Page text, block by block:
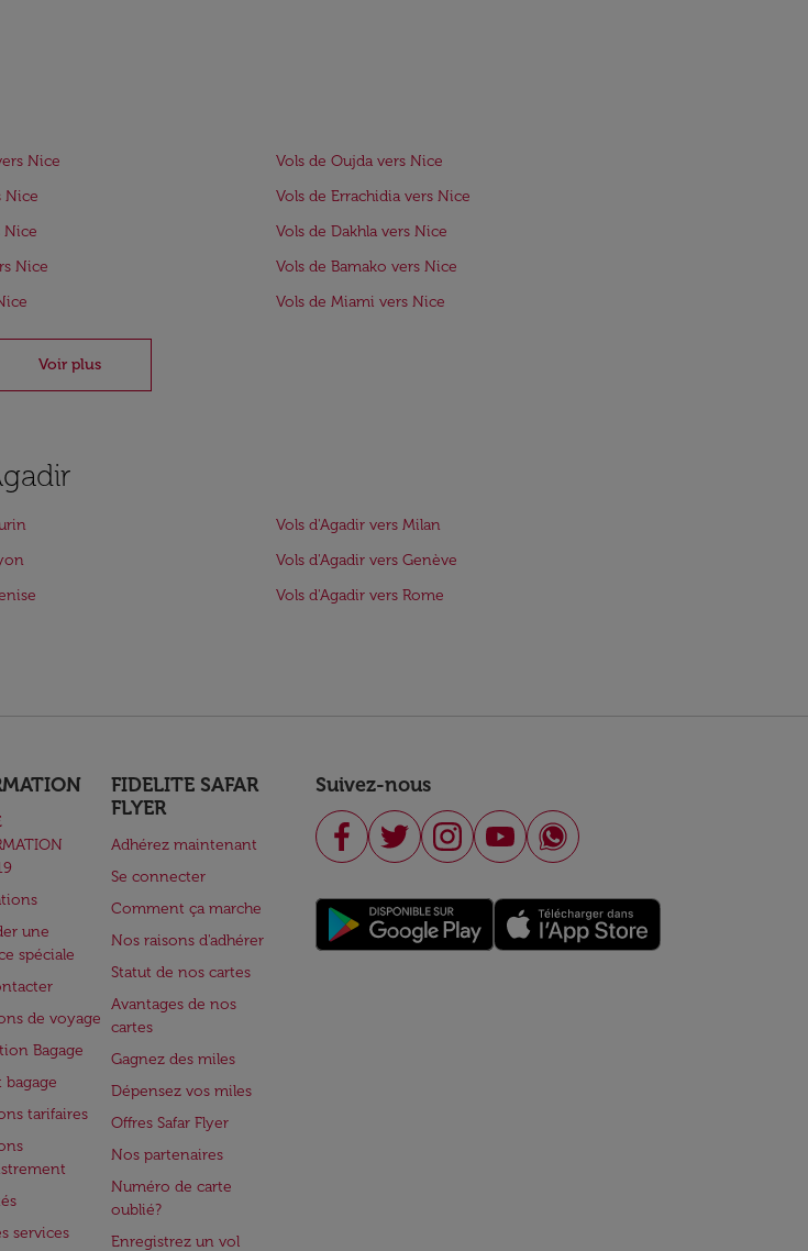
Nice
Vols de Oujda vers Nice
Nice
Vols de Errachidia vers Nice
Nice
Vols de Dakhla vers Nice
Nice
Vols de Bamako vers Nice
Vols de Miami vers Nice
Voir plus
Vols d'Agadir vers Milan
Vols d'Agadir vers Genève
Vols d'Agadir vers Rome
une
spéciale
de voyage
Bagage
tarifaires
services
FIDELITE SAFAR
FLYER
Adhérez maintenant
Se connecter
Comment ça marche
Nos raisons d'adhérer
Statut de nos cartes
Avantages de nos
cartes
Gagnez des miles
Dépensez vos miles
Offres Safar Flyer
Nos partenaires
Numéro de carte
oublié?
Enregistrez un vol
Suivez-nous